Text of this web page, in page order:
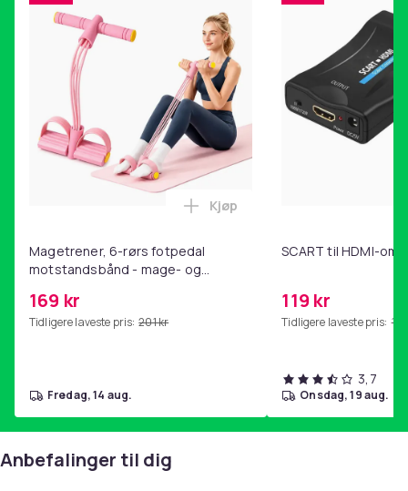
Vekt, gram
Artikkel nr.
6134d7e7-6ce0-5365-8506-e40927056af7
Produktsikkerhetsinformasjon
Magetrener, 6-rørs fotpedal
motstandsbånd - mage- og
hjemmegymnastikk Pink
169 kr
Tidligere laveste pris: 201 kr
Legg Magetrener, 6-rørs
Kjøp
fredag, 14 aug.
SCART til HDMI-
119 kr
Tidligere laveste pris:
3,7
onsdag, 19 aug.
Anbefalinger til dig